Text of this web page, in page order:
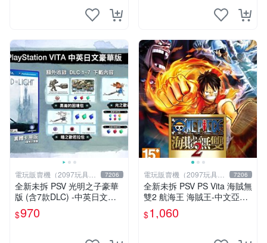
電玩販賣機（2097玩具公
仔舖
7206
全新未拆 PSV 光明之子豪華
版 (含7款DLC) -中英日文亞
版- Child of Light
$970
電玩販賣機（2097玩具公
仔舖
7206
全新未拆 PSV PS Vita 海賊無
雙2 航海王 海賊王-中文亞版-
ONE PIECE MUSOU
$1,060